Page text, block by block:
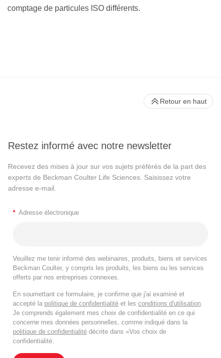
comptage de particules ISO différents.
Restez informé avec notre newsletter
Recevez des mises à jour sur vos sujets préférés de la part des
experts de Beckman Coulter Life Sciences. Saisissez votre
adresse e-mail.
* Adresse électronique
Veuillez me tenir informé des webinaires, produits, biens et services
Beckman Coulter, y compris les produits, les biens ou les services
offerts par nos entreprises connexes.
En soumettant ce formulaire, je confirme que j'ai examiné et
accepté la politique de confidentialité et les conditions d'utilisation
Je comprends également mes choix de confidentialité en ce qui
concerne mes données personnelles, comme indiqué dans la
politique de confidentialité décrite dans «Vos choix de
confidentialité.
Retour en haut